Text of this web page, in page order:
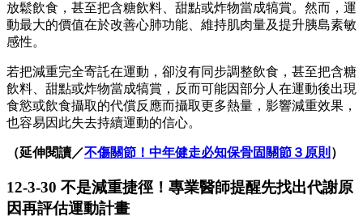
放鬆飲食，甚至把含糖飲料、甜點或炸物當成犒賞。然而，運
動最大的價值在於改善心肺功能、維持肌肉量及提升胰島素敏
感性。
若把減重完全寄託在運動，卻沒有同步調整飲食，甚至把含糖
飲料、甜點或炸物當成犒賞，反而可能因部分人在運動後出現
食慾或飲食攝取的代償反應而攝取更多熱量，影響減重效果，
也容易因此失去持續運動的信心。
（延伸閱讀／不傷關節！中年健走必知保骨固關節３原則 ）
12-3-30 不是減重捷徑！專業醫師提醒先找出代謝原
因再評估運動計畫